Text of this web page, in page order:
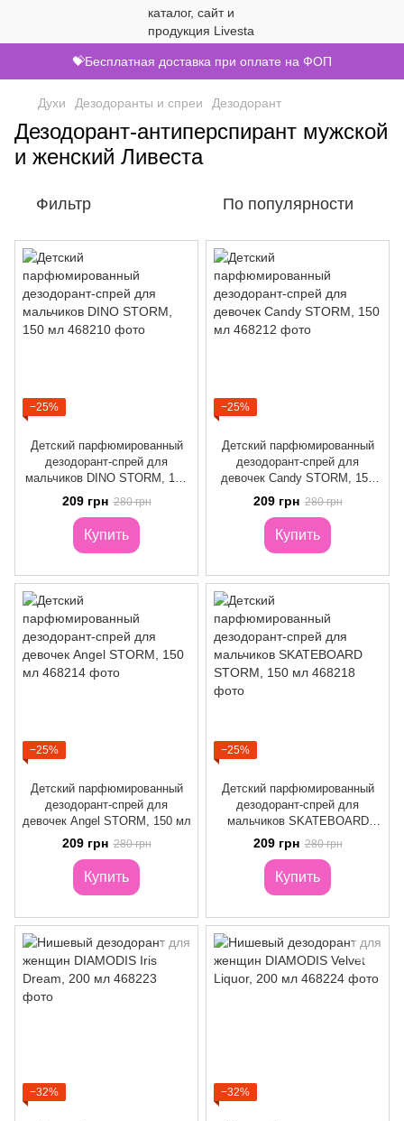
💝Бесплатная доставка при оплате на ФОП
Духи Дезодоранты и спреи Дезодорант
Дезодорант-антиперспирант мужской
и женский Ливеста
Фильтр По популярности
−25%
Детский парфюмированный
дезодорант-спрей для
мальчиков DINO STORM, 150
209 грн 280 грн
Купить
−25%
Детский парфюмированный
дезодорант-спрей для
девочек Candy STORM, 150
209 грн 280 грн
Купить
−25%
Детский парфюмированный
дезодорант-спрей для
девочек Angel STORM, 150 мл
209 грн 280 грн
Купить
−25%
Детский парфюмированный
дезодорант-спрей для
мальчиков SKATEBOARD
STORM, 150 мл
209 грн 280 грн
Купить
−32% −32%